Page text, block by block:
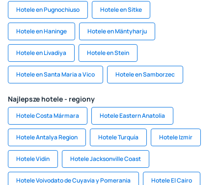
Hotele en Pugnochiuso Hotele en Sitke
Hotele en Haninge Hotele en Mäntyharju
Hotele en Livadiya Hotele en Stein
Hotele en Santa Maria a Vico Hotele en Samborzec
Najlepsze hotele - regiony
Hotele Costa Mármara Hotele Eastern Anatolia
Hotele Antalya Region Hotele Turquía Hotele Izmir
Hotele Vidin Hotele Jacksonville Coast
Hotele Voivodato de Cuyavia y Pomerania Hotele El Cairo